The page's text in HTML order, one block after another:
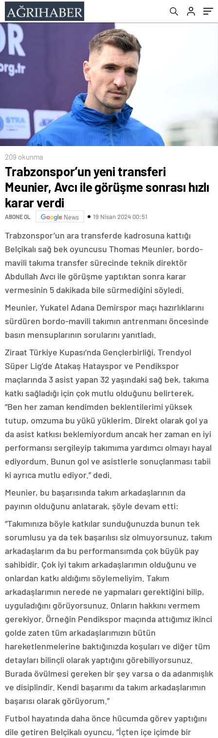
209 okunma
Trabzonspor’un yeni transferi
Meunier, Avcı ile görüşme sonrası hızlı
karar verdi
ABONE OL News 19 Nisan 2024 00:51
Trabzonspor’un ara transferde kadrosuna kattığı
Belçikalı sağ bek oyuncusu Thomas Meunier, bordo-
mavili takıma transfer sürecinde teknik direktör
Abdullah Avcı ile görüşme yaptıktan sonra karar
vermesinin 5 dakikada bile sürmediğini söyledi.
Meunier, Yukatel Adana Demirspor maçı hazırlıklarını
sürdüren bordo-mavili takımın antrenmanı öncesinde
basın mensuplarının sorularını yanıtladı.
Ziraat Türkiye Kupası’nda Gençlerbirliği, Trendyol
Süper Lig’de Atakaş Hatayspor ve Pendikspor
maçlarında 3 asist yapan 32 yaşındaki sağ bek, takıma
katkı sağladığı için çok mutlu olduğunu belirterek,
“Ben her zaman kendimden beklentilerimi yüksek
tutup, omzuma bu yükü yüklerim. Direkt olarak gol ya
da asist katkısı beklemiyordum ancak her zaman en iyi
performansı sergileyip takımıma yardımcı olmayı hayal
ediyordum. Bunun gol ve asistlerle sonuçlanması tabii
ki ayrıca mutlu ediyor.” dedi.
Meunier, bu başarısında takım arkadaşlarının da
payının olduğunu anlatarak, şöyle devam etti:
“Takımınıza böyle katkılar sunduğunuzda bunun tek
sorumlusu ya da tek başarılısı siz olmuyorsunuz, takım
arkadaşlarım da bu performansımda çok büyük pay
sahibidir. Çok iyi takım arkadaşlarımın olduğunu ve
onlardan katkı aldığımı söylemeliyim. Takım
arkadaşlarımın nerede ne yapmaları gerektiğini bilip,
uyguladığını görüyorsunuz. Onların hakkını vermem
gerekiyor. Örneğin Pendikspor maçında attığımız ikinci
golde zaten tüm arkadaşlarımızın bütün
hareketlenmelerine baktığınızda koşuları ve diğer tüm
detayları bilinçli olarak yaptığını görebiliyorsunuz.
Burada övülmesi gereken bir şey varsa o da adanmışlık
ve disiplindir. Kendi başarımı da takım arkadaşlarımın
başarısı olarak görüyorum.”
Futbol hayatında daha önce hücumda görev yaptığını
dile getiren Belçikalı oyuncu, “İçten içe içimde bir